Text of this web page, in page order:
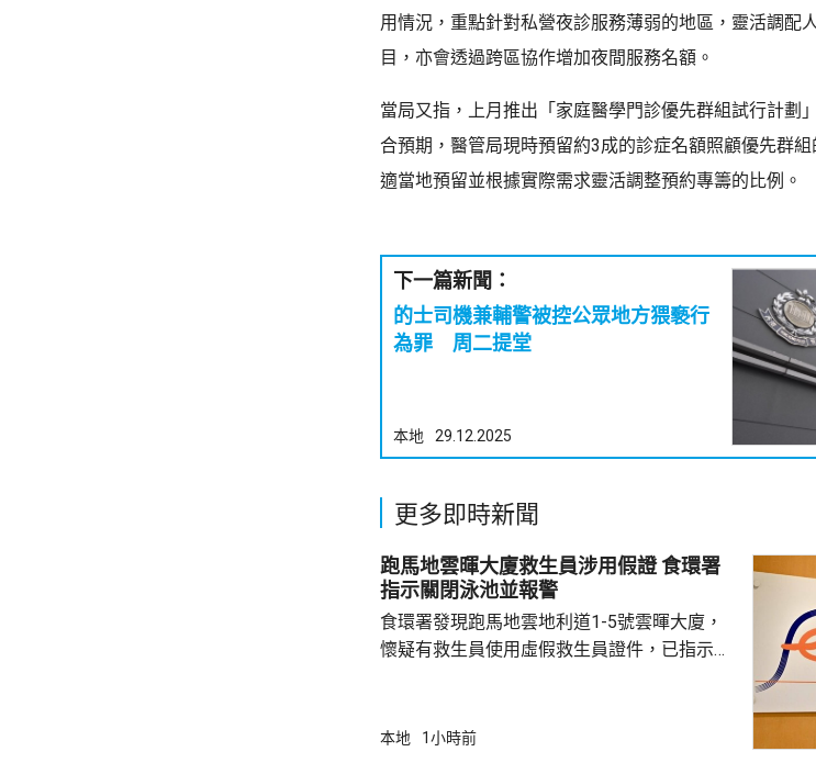
用情況，重點針對私營夜診服務薄弱的地區，靈活調配
目，亦會透過跨區協作增加夜間服務名額。
當局又指，上月推出「家庭醫學門診優先群組試行計劃
合預期，醫管局現時預留約3成的診症名額照顧優先群
適當地預留並根據實際需求靈活調整預約專籌的比例。
下一篇新聞：
的士司機兼輔警被控公眾地方猥褻行
為罪 周二提堂
本地 29.12.2025
更多即時新聞
跑馬地雲暉大廈救生員涉用假證 食環署
指示關閉泳池並報警
食環署發現跑馬地雲地利道1-5號雲暉大廈，
懷疑有救生員使用虛假救生員證件，已指示泳
資料，今日收到核實結果，發現一名昨日在屋
本地 1小時前